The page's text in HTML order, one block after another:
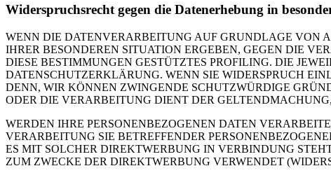
Widerspruchsrecht gegen die Datenerhebung in
WENN DIE DATENVERARBEITUNG AUF GRUNDLAGE VON
IHRER BESONDEREN SITUATION ERGEBEN, GEGEN DIE
DIESE BESTIMMUNGEN GESTÜTZTES PROFILING. DIE
DATENSCHUTZERKLÄRUNG. WENN SIE WIDERSPRUCH
DENN, WIR KÖNNEN ZWINGENDE SCHUTZWÜRDIGE
ODER DIE VERARBEITUNG DIENT DER
WERDEN IHRE PERSONENBEZOGENEN DATEN
VERARBEITUNG SIE BETREFFENDER
ES MIT SOLCHER DIREKTWERBUNG IN VERBINDUNG
ZUM ZWECKE DER DIREKTWERBUNG VERWENDET